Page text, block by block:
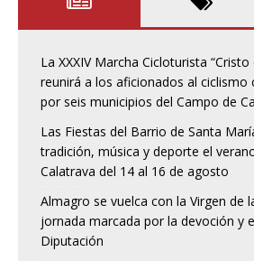
La XXXIV Marcha Cicloturista “Cristo
reunirá a los aficionados al ciclismo
por seis municipios del Campo de
Las Fiestas del Barrio de Santa
tradición, música y deporte el
Calatrava del 14 al 16 de agosto
Almagro se vuelca con la Virgen de
jornada marcada por la devoción y
Diputación